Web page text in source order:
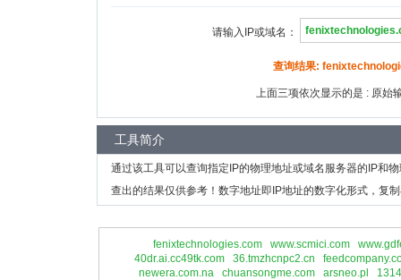
请输入IP或域名：
查询结果:
上面三项依次显示的是 : 原始
工具简介
通过该工具可以查询指定IP的物理地址或域名服务器的IP和
查出的结果仅供参考！数字地址即IP地址的数字化形式，复
fenixtechnologies.com www.scmici.com
40dr.ai.cc49tk.com
36.tmzhcnpc2.cn
newera.com.na
chuansongme.com arsneo.pl